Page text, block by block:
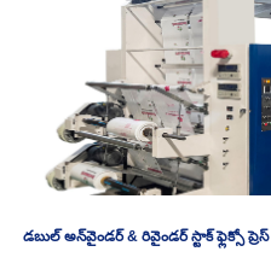
డబుల్ అన్‌వైండర్ & రివైండర్ స్టాక్ ఫ్లెక్సో ప్రెస్